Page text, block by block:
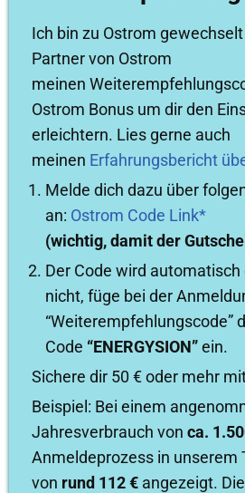
Ich bin zu Ostrom
Partner von Ostrom
meinen
Ostrom Bonus um dir den
erleichtern. Lies gerne auch
meinen Erfahrungsbericht
Melde dich dazu über
an: Ostrom Code Link*
(wichtig, damit der
Der Code wird
nicht, füge bei der
“Weiterempfehlungscode”
Code “ENERGYSION”ein.
Sichere dir 50 € oder mehr
Beispiel: Bei einem
Jahresverbrauch von ca.
Anmeldeprozess in unserem
von rund 112 € angezeigt.